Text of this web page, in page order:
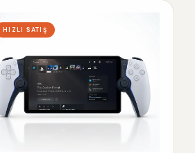
HIZLI SATIŞ